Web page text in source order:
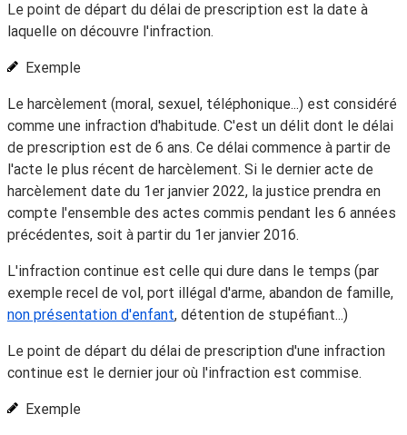
Le point de départ du délai de prescription est la date à
laquelle on découvre l'infraction.
Exemple
Le harcèlement (moral, sexuel, téléphonique...) est considéré
comme une infraction d'habitude. C'est un délit dont le délai
de prescription est de 6 ans. Ce délai commence à partir de
l'acte le plus récent de harcèlement. Si le dernier acte de
harcèlement date du 1er janvier 2022, la justice prendra en
compte l'ensemble des actes commis pendant les 6 années
précédentes, soit à partir du 1er janvier 2016.
L'infraction continue est celle qui dure dans le temps (par
exemple recel de vol, port illégal d'arme, abandon de famille,
non présentation d'enfant, détention de stupéfiant...)
Le point de départ du délai de prescription d'une infraction
continue est le dernier jour où l'infraction est commise.
Exemple